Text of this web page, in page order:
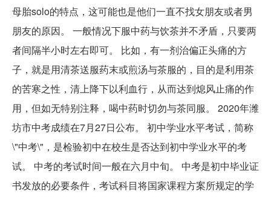
母胎solo的特点，这可能也是他们一直不找女朋友或者男
朋友的原因。 一般情况下服中药与饮茶并不矛盾，只要两
者间隔半小时左右即可。 比如，有一剂治偏正头痛的方
子，就是用清茶送服药末或煎汤与茶服的，目的是利用茶
的苦寒之性，清上降下以利血行，从而达到熄风止痛的作
用，但如无特别注释，喝中药时切勿与茶同服。 2020年潍
坊市中考成绩在7月27日公布。 初中学业水平考试，简称
\"中考\"，是检验初中在校生是否达到初中学业水平的考
试。 中考的考试时间一般在六月中旬。 中考是初中毕业证
书发放的必要条件，考试科目将国家课程方案所规定的学